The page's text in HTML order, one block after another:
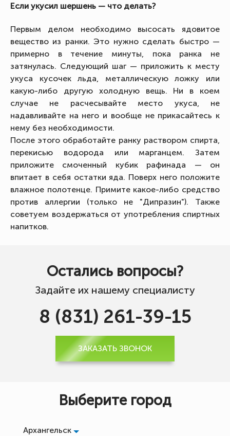
Если укусил шершень — что делать?
Первым делом необходимо высосать ядовитое
вещество из ранки. Это нужно сделать быстро —
примерно в течение минуты, пока ранка не
затянулась. Следующий шаг — приложить к месту
укуса кусочек льда, металлическую ложку или
какую-либо другую холодную вещь. Ни в коем
случае не расчесывайте место укуса, не
надавливайте на него и вообще не прикасайтесь к
нему без необходимости.
После этого обработайте ранку раствором спирта,
перекисью водорода или марганцем. Затем
приложите смоченный кубик рафинада — он
впитает в себя остатки яда. Поверх него положите
влажное полотенце. Примите какое-либо средство
против аллергии (только не "Дипразин"). Также
советуем воздержаться от употребления спиртных
напитков.
Остались вопросы?
Задайте их нашему специалисту
8 (831) 261-39-15
ЗАКАЗАТЬ ЗВОНОК
Выберите город
Архангельск